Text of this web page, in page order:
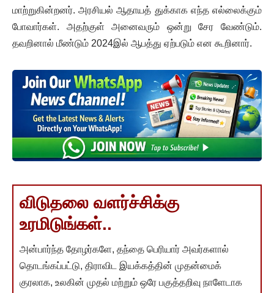
மாற்றுகின்றனர். அரசியல் ஆதாயத் துக்காக எந்த எல்லைக்கும்
போவார்கள். அதற்குள் அனைவரும் ஒன்று சேர வேண்டும்.
தவறினால் மீண்டும் 2024இல் ஆபத்து ஏற்படும் என கூறினார்.
விடுதலை வளர்ச்சிக்கு
உரமிடுங்கள்..
அன்பார்ந்த தோழர்களே, தந்தை பெரியார் அவர்களால்
தொடங்கப்பட்டு, திராவிட இயக்கத்தின் முதன்மைக்
குரலாக, உலகின் முதல் மற்றும் ஒரே பகுத்தறிவு நாளேடாக